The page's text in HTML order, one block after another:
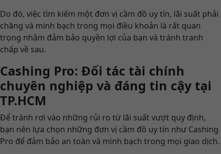
Do đó, việc tìm kiếm một đơn vị cầm đồ uy tín, lãi suất phải
chăng và minh bạch trong mọi điều khoản là rất quan
trọng nhằm đảm bảo quyền lợi của bạn và tránh tranh
chấp về sau.
Cashing Pro: Đối tác tài chính
chuyên nghiệp và đáng tin cậy tại
TP.HCM
Để tránh rơi vào những rủi ro từ lãi suất vượt quy định,
bạn nên lựa chọn những đơn vị cầm đồ uy tín như Cashing
Pro để đảm bảo an toàn và minh bạch trong mọi giao dịch.